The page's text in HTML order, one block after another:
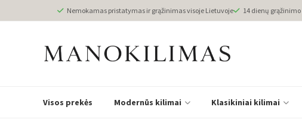
Nemokamas pristatymas ir grąžinimas visoje Lietuvoje 14 dienų
Visos prekės Modernūs kilimai Klasikiniai kilimai